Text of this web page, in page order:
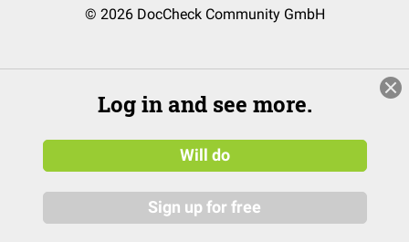
© 2026 DocCheck Community GmbH
Log in and see more.
Will do
Sign up for free